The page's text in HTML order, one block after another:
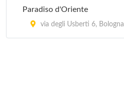
Paradiso d'Oriente
via degli Usberti 6, Bologna